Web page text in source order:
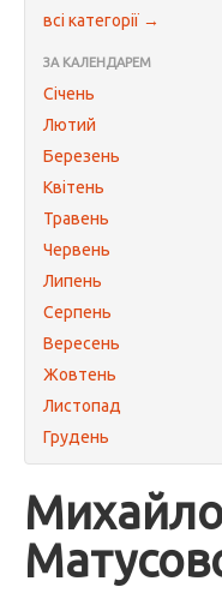
всі категорії →
ЗА КАЛЕНДАРЕМ
Січень
Лютий
Березень
Квітень
Травень
Червень
Липень
Серпень
Вересень
Жовтень
Листопад
Грудень